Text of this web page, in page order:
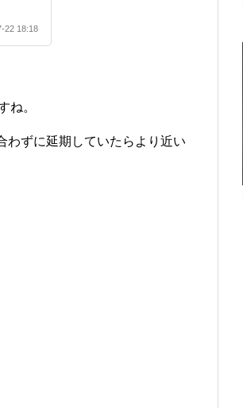
22 18:18
ね。
わずに延期していたらより近い